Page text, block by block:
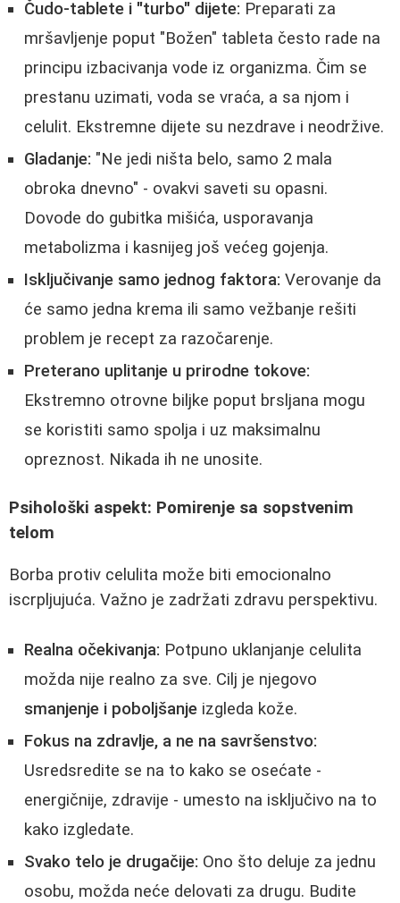
Čudo-tablete i "turbo" dijete: Preparati za
mršavljenje poput "Božen" tableta često rade na
principu izbacivanja vode iz organizma. Čim se
prestanu uzimati, voda se vraća, a sa njom i
celulit. Ekstremne dijete su nezdrave i neodržive.
Gladanje: "Ne jedi ništa belo, samo 2 mala
obroka dnevno" - ovakvi saveti su opasni.
Dovode do gubitka mišića, usporavanja
metabolizma i kasnijeg još većeg gojenja.
Isključivanje samo jednog faktora: Verovanje da
će samo jedna krema ili samo vežbanje rešiti
problem je recept za razočarenje.
Preterano uplitanje u prirodne tokove:
Ekstremno otrovne biljke poput brsljana mogu
se koristiti samo spolja i uz maksimalnu
opreznost. Nikada ih ne unosite.
Psihološki aspekt: Pomirenje sa sopstvenim
telom
Borba protiv celulita može biti emocionalno
iscrpljujuća. Važno je zadržati zdravu perspektivu.
Realna očekivanja: Potpuno uklanjanje celulita
možda nije realno za sve. Cilj je njegovo
smanjenje i poboljšanje izgleda kože.
Fokus na zdravlje, a ne na savršenstvo:
Usredsredite se na to kako se osećate -
energičnije, zdravije - umesto na isključivo na to
kako izgledate.
Svako telo je drugačije: Ono što deluje za jednu
osobu, možda neće delovati za drugu. Budite